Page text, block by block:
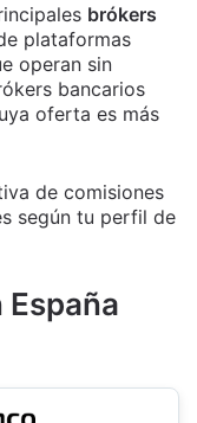
brókers
plataformas
operan sin
bancarios
oferta es más
de comisiones
según tu perfil de
España